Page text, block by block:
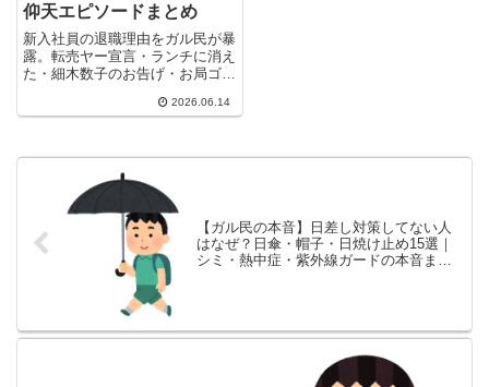
仰天エピソードまとめ
新入社員の退職理由をガル民が暴
露。転売ヤー宣言・ランチに消え
た・細木数子のお告げ・お局ゴリ
職場環境・人間関係・理想と現実
本音集。
2026.06.14
【ガル民の本音】日差し対策してない人
はなぜ？日傘・帽子・日焼け止め15選｜
シミ・熱中症・紫外線ガードの本音まと